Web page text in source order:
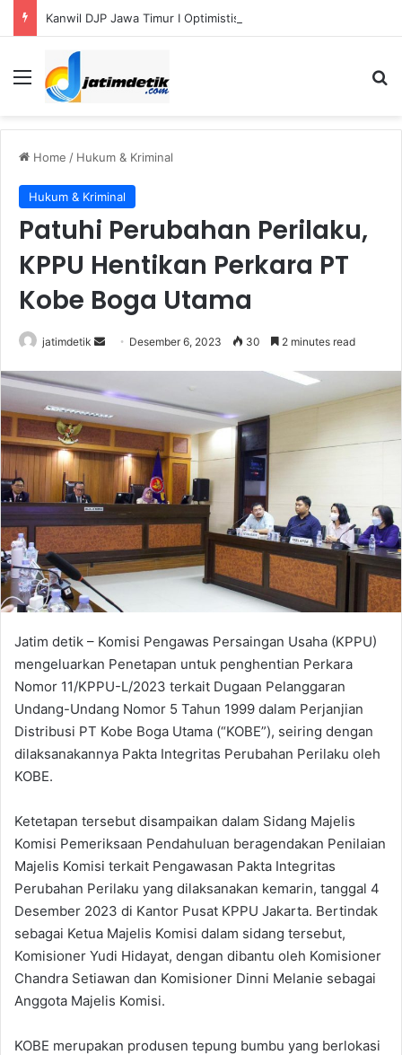
Menu
Home / Hukum & Kriminal
Hukum & Kriminal
Patuhi Perubahan Perilaku,
KPPU Hentikan Perkara PT
Kobe Boga Utama
jatimdetik
d
a
n
i
l
Desember 6, 2023 30 2 minutes read
Jatim detik – Komisi Pengawas Persaingan Usaha (KPPU)
mengeluarkan Penetapan untuk penghentian Perkara
Nomor 11/KPPU-L/2023 terkait Dugaan Pelanggaran
Undang-Undang Nomor 5 Tahun 1999 dalam Perjanjian
Distribusi PT Kobe Boga Utama (“KOBE”), seiring dengan
dilaksanakannya Pakta Integritas Perubahan Perilaku oleh
KOBE.
Ketetapan tersebut disampaikan dalam Sidang Majelis
Komisi Pemeriksaan Pendahuluan beragendakan Penilaian
Majelis Komisi terkait Pengawasan Pakta Integritas
Perubahan Perilaku yang dilaksanakan kemarin, tanggal 4
Desember 2023 di Kantor Pusat KPPU Jakarta. Bertindak
sebagai Ketua Majelis Komisi dalam sidang tersebut,
Komisioner Yudi Hidayat, dengan dibantu oleh Komisioner
Chandra Setiawan dan Komisioner Dinni Melanie sebagai
Anggota Majelis Komisi.
KOBE merupakan produsen tepung bumbu yang berlokasi